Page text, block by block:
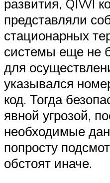
развития, QIWI
представляли
стационарных
системы еще не
для
указывался
код. Тогда
явной угрозой,
необходимые
попросту
обстоят иначе.